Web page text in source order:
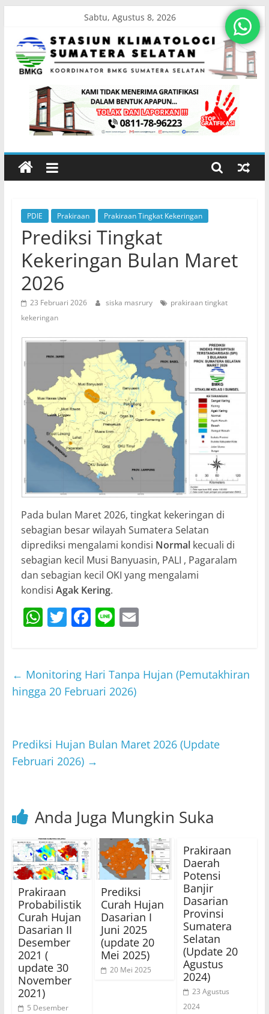
content
Sabtu, Agustus 8, 2026
Stasiun
Klimatologi
Sumatera
Koordinator
BMKG
Sumatera
Selatan
PDIE Prakiraan Prakiraan Tingkat Kekeringan
Prediksi Tingkat
Kekeringan Bulan Maret
2026
23 Februari 2026 siska masrury
prakiraan tingkat
kekeringan
Pada bulan Maret 2026, tingkat kekeringan di
sebagian besar wilayah Sumatera Selatan
diprediksi mengalami kondisi Normalkecuali di
sebagian kecil Musi Banyuasin, PALI , Pagaralam
dan sebagian kecil OKI yang mengalami
kondisi Agak Kering.
W
s
A
T
er
F
e
b
k
Li E
l
← Monitoring Hari Tanpa Hujan (Pemutakhiran
hingga 20 Februari 2026)
Prediksi Hujan Bulan Maret 2026 (Update
Februari 2026) →
Anda Juga Mungkin Suka
Prakiraan
Probabilistik
Curah Hujan
Dasarian II
Desember
2021 (
update 30
November
2021)
5 Desember
Prediksi
Curah Hujan
Dasarian I
Juni 2025
(update 20
Mei 2025)
20 Mei 2025
Prakiraan
Daerah
Potensi
Banjir
Dasarian
Provinsi
Sumatera
Selatan
(Update 20
Agustus
2024)
23 Agustus
2024